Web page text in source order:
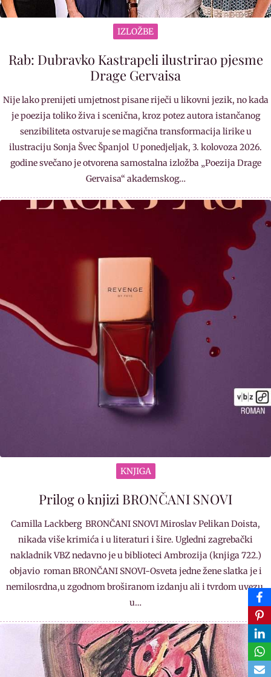
IZLOŽBE
Rab: Dubravko Kastrapeli ilustrirao pjesme
Drage Gervaisa
Nije lako prenijeti umjetnost pisane riječi u likovni jezik, no kada
je poezija toliko živa i scenična, kroz potez autora istančanog
senzibiliteta ostvaruje se magična transformacija lirike u
ilustraciju Sonja Švec Španjol U ponedjeljak, 3. kolovoza 2026.
godine svečano je otvorena samostalna izložba „Poezija Drage
Gervaisa“ akademskog…
KNJIGA
Prilog o knjizi BRONČANI SNOVI
Camilla Lackberg BRONČANI SNOVI Miroslav Pelikan Doista,
nikada više krimića i u literaturi i šire. Ugledni zagrebački
nakladnik VBZ nedavno je u biblioteci Ambrozija (knjiga 722.)
objavio roman BRONČANI SNOVI-Osveta jedne žene slatka je i
nemilosrdna,u zgodnom broširanom izdanju ali i tvrdom uvezu,
u…